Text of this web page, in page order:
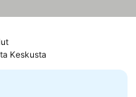
Katso hinnat
Keskusta